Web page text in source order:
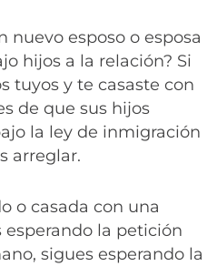
nuevo esposo o esposa
hijos a la relación? Si
tuyos y te casaste con
de que sus hijos
la ley de inmigración
arreglar.
o casada con una
esperando la petición
sigues esperando la